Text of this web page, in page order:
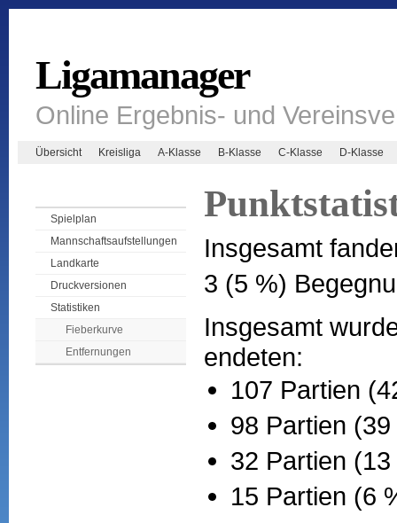
Ligamanager
Online Ergebnis- und
Übersicht Kreisliga A-Klasse B-Klasse C-Klasse D-Klasse
Spielplan
Mannschaftsaufstellungen
Landkarte
Druckversionen
Statistiken
Fieberkurve
Entfernungen
Insgesamt
3 (5 %)
Insgesamt
endeten:
107 Partien
98 Partien
32 Partien
15 Partien (6